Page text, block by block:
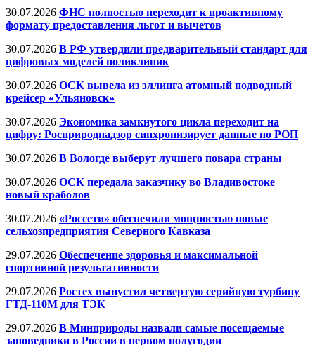
30.07.2026 ФНС полностью переходит к проактивному
формату предоставления льгот и вычетов
30.07.2026 В РФ утвердили предварительный стандарт для
цифровых моделей поликлиник
30.07.2026 ОСК вывела из эллинга атомный подводный
крейсер «Ульяновск»
30.07.2026 Экономика замкнутого цикла переходит на
цифру: Росприроднадзор синхронизирует данные по РОП
30.07.2026 В Вологде выберут лучшего повара страны
30.07.2026 ОСК передала заказчику во Владивостоке
новый краболов
30.07.2026 «Россети» обеспечили мощностью новые
сельхозпредприятия Северного Кавказа
29.07.2026 Обеспечение здоровья и максимальной
спортивной результативности
29.07.2026 Ростех выпустил четвертую серийную турбину
ГТД-110М для ТЭК
29.07.2026 В Минприроды назвали самые посещаемые
заповедники в России в первом полугодии